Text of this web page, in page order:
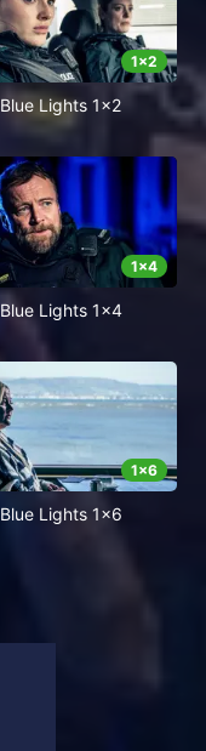
1x2
Blue Lights 1x2
1x4
Blue Lights 1x4
1x6
Blue Lights 1x6